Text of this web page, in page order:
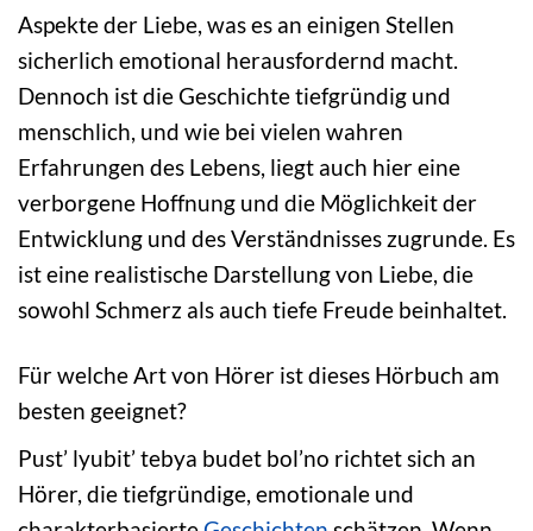
Aspekte der Liebe, was es an einigen Stellen
sicherlich emotional herausfordernd macht.
Dennoch ist die Geschichte tiefgründig und
menschlich, und wie bei vielen wahren
Erfahrungen des Lebens, liegt auch hier eine
verborgene Hoffnung und die Möglichkeit der
Entwicklung und des Verständnisses zugrunde. Es
ist eine realistische Darstellung von Liebe, die
sowohl Schmerz als auch tiefe Freude beinhaltet.
Für welche Art von Hörer ist dieses Hörbuch am
besten geeignet?
Pust’ lyubit’ tebya budet bol’no richtet sich an
Hörer, die tiefgründige, emotionale und